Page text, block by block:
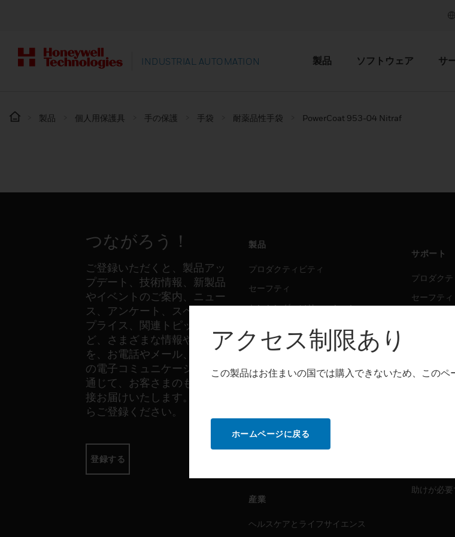
INDUSTRIAL AUTOMATION 製品 ソフトウェア サ
製品 個人用保護具 手の保護 手袋 耐薬品性手袋 PowerCoat 953-04 Nitraf
つながろう！
ご登録いただくと、製品アッ
プデート、技術情報、新製品
やイベントのご案内、ニュー
ス、アンケート、スペシャル
プライス、関連トピックな
ど、さまざまな情報やご案内
を、お電話やメール、その他
の電子コミュニケーションを
通じて、お客さまのもとへ直
接お届けいたします。以下か
らご登録ください。
登録する
製品
プロダクティビティ
セーフティ
センシング・ソリューション
ソフトウェア
プロダクティビティ
プロダクティビティ
産業
ヘルスケアとライフサイエンス
サポート
プロダクテ
セーフティ
プロダクテ
助けが必要
アクセス制限あり
この製品はお住まいの国では購入できないため、このペ
ホームページに戻る